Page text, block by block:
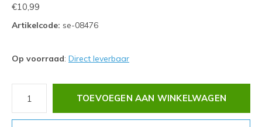
€10,99
Artikelcode: se-08476
Op voorraad: Direct leverbaar
TOEVOEGEN AAN WINKELWAGEN